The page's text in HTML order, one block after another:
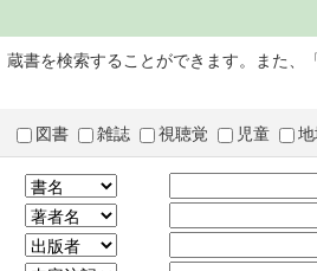
書を検索することができます。また
図書 雑誌 視聴覚 児童